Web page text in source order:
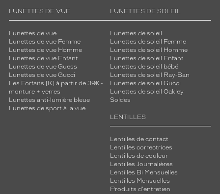
LUNETTES DE VUE
Lunettes de vue
Lunettes de vue Femme
Lunettes de vue Homme
Lunettes de vue Enfant
Lunettes de vue Guess
Lunettes de vue Gucci
Les Forfaits [K] à partir de 39€ -
monture + verres
Lunettes anti-lumière bleue
Lunettes de sport à la vue
LUNETTES DE SOLEIL
Lunettes de soleil
Lunettes de soleil Femme
Lunettes de soleil Homme
Lunettes de soleil Enfant
Lunettes de soleil bébé
Lunettes de soleil Ray-Ban
Lunettes de soleil Gucci
Lunettes de soleil Oakley
Soldes
LENTILLES
Lentilles de contact
Lentilles correctrices
Lentilles de couleur
Lentilles Journalières
Lentilles Bi Mensuelles
Lentilles Mensuelles
Produits d'entretien